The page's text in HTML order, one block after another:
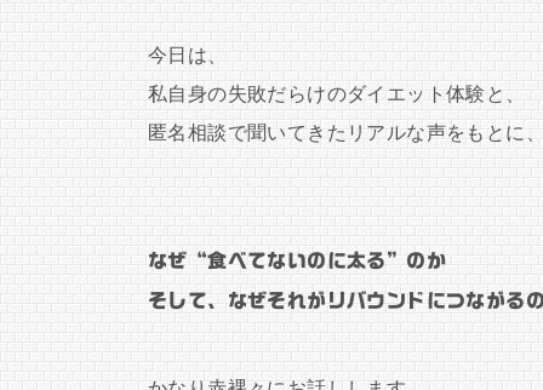
今日は、
私自身の失敗だらけのダイエット体験と、
匿名相談で聞いてきたリアルな声をもとに
なぜ“食べてないのに太る”のか
そして、なぜそれがリバウンドにつながる